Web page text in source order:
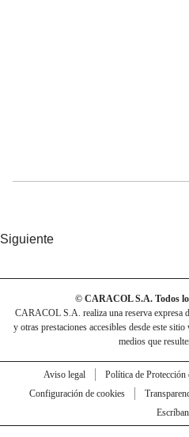
Siguiente
© CARACOL S.A. Todos
CARACOL S.A. realiza una reserva expresa
y otras prestaciones accesibles desde este
medios que
Aviso legal Política de Protección
Configuración de cookies